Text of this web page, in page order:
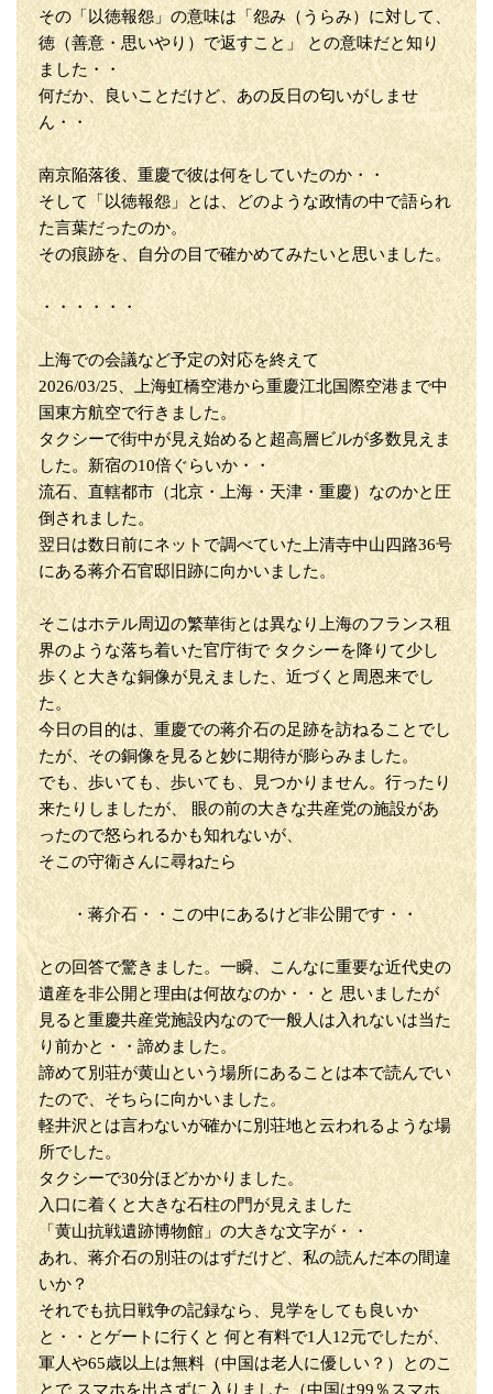
その「以徳報怨」の意味は「怨み（うらみ）に対して、
徳（善意・思いやり）で返すこと」 との意味だと知り
ました・・
何だか、良いことだけど、あの反日の匂いがしませ
ん・・
南京陥落後、重慶で彼は何をしていたのか・・
そして「以徳報怨」とは、どのような政情の中で語られ
た言葉だったのか。
その痕跡を、自分の目で確かめてみたいと思いました。
・・・・・・
上海での会議など予定の対応を終えて
2026/03/25、上海虹橋空港から重慶江北国際空港まで中
国東方航空で行きました。
タクシーで街中が見え始めると超高層ビルが多数見えま
した。新宿の10倍ぐらいか・・
流石、直轄都市（北京・上海・天津・重慶）なのかと圧
倒されました。
翌日は数日前にネットで調べていた上清寺中山四路36号
にある蒋介石官邸旧跡に向かいました。
そこはホテル周辺の繁華街とは異なり上海のフランス租
界のような落ち着いた官庁街で タクシーを降りて少し
歩くと大きな銅像が見えました、近づくと周恩来でし
た。
今日の目的は、重慶での蒋介石の足跡を訪ねることでし
たが、その銅像を見ると妙に期待が膨らみました。
でも、歩いても、歩いても、見つかりません。行ったり
来たりしましたが、 眼の前の大きな共産党の施設があ
ったので怒られるかも知れないが、
そこの守衛さんに尋ねたら
・蒋介石・・この中にあるけど非公開です・・
との回答で驚きました。一瞬、こんなに重要な近代史の
遺産を非公開と理由は何故なのか・・と 思いましたが
見ると重慶共産党施設内なので一般人は入れないは当た
り前かと・・諦めました。
諦めて別荘が黄山という場所にあることは本で読んでい
たので、そちらに向かいました。
軽井沢とは言わないが確かに別荘地と云われるような場
所でした。
タクシーで30分ほどかかりました。
入口に着くと大きな石柱の門が見えました
「黄山抗戦遺跡博物館」の大きな文字が・・
あれ、蒋介石の別荘のはずだけど、私の読んだ本の間違
いか？
それでも抗日戦争の記録なら、見学をしても良いか
と・・とゲートに行くと 何と有料で1人12元でしたが、
軍人や65歳以上は無料（中国は老人に優しい？）とのこ
とで スマホを出さずに入りました（中国は99％スマホ